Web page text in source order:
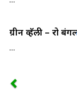
ग्रीन व्हॅली – रो
…